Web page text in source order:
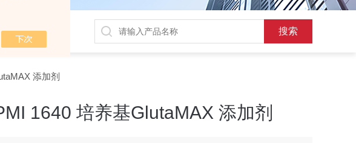
添加剂
1640 培养基GlutaMAX 添加剂